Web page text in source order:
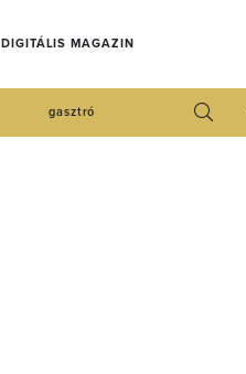
DIGITÁLIS MAGAZIN
gasztró